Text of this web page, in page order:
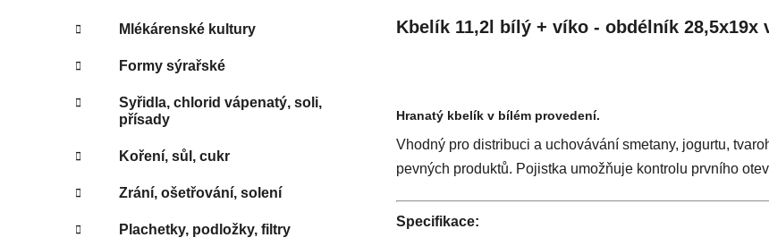
Mlékárenské kultury
Formy sýrařské
Syřidla, chlorid vápenatý, soli,
přísady
Koření, sůl, cukr
Zrání, ošetřování, solení
Plachetky, podložky, filtry
Kbelík 11,2l bílý + víko - obdélník 28,5x19x
Hranatý kbelík v bílém provedení.
Vhodný pro distribuci a uchovávání smetany, jogurtu,
pevných produktů. Pojistka umožňuje kontrolu prvního
Specifikace: